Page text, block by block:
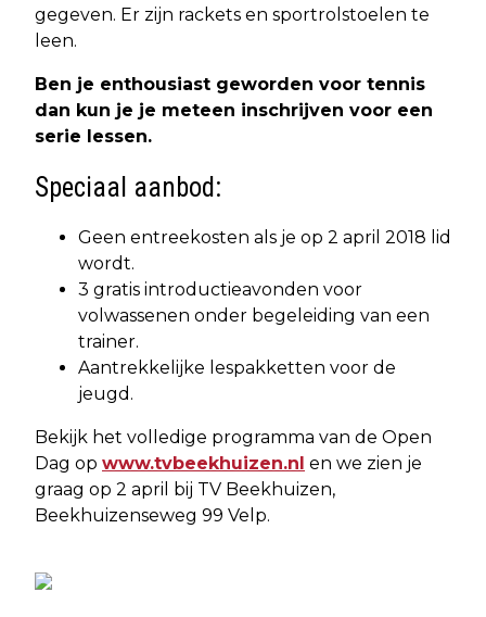
gegeven. Er zijn rackets en sportrolstoelen te
leen.
Ben je enthousiast geworden voor tennis
dan kun je je meteen inschrijven voor een
serie lessen.
Speciaal aanbod:
Geen entreekosten als je op 2 april 2018 lid
wordt.
3 gratis introductieavonden voor
volwassenen onder begeleiding van een
trainer.
Aantrekkelijke lespakketten voor de
jeugd.
Bekijk het volledige programma van de Open
Dag op www.tvbeekhuizen.nl en we zien je
graag op 2 april bij TV Beekhuizen,
Beekhuizenseweg 99 Velp.